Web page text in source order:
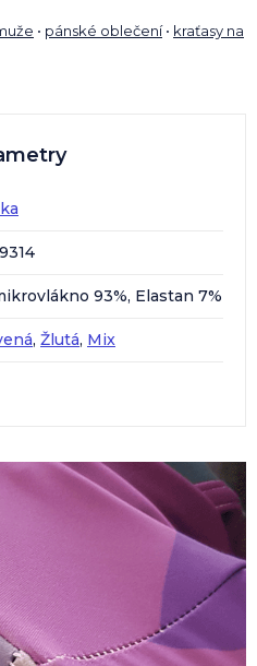
• pánské oblečení• kraťasy na
93%, Elastan 7%
, Žlutá, Mix